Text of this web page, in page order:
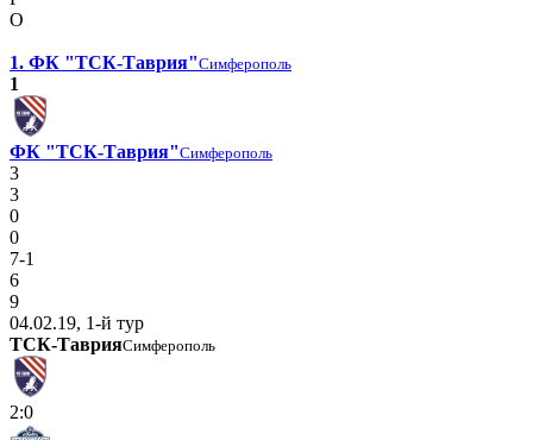
О
1. ФК "ТСК-Таврия"Симферополь
1
ФК "ТСК-Таврия"Симферополь
3
3
0
0
7-1
6
9
04.02.19, 1-й тур
ТСК-ТаврияСимферополь
2:0